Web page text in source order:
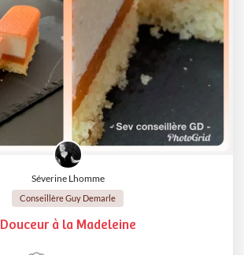
Séverine Lhomme
Conseillère Guy Demarle
Douceur à la Madeleine